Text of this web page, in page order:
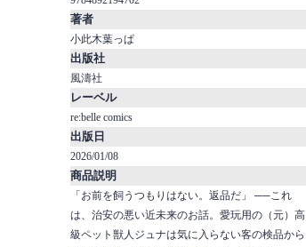
著者
小此木葉っぱ
出版社
風濤社
レーベル
re:belle comics
出版日
2026/01/08
商品説明
「お前を飼うつもりはない。返品だ」 ──これ
は、治安の悪い近未来のお話。愛玩用の（元）高
級ペット獣人ジュナは気に入らない客の検品から